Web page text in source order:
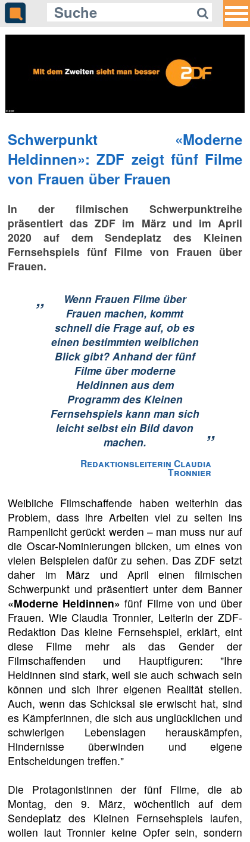
Schwerpunkt «Moderne
Heldinnen»: ZDF zeigt fünf Filme
von Frauen über Frauen
In der filmischen Schwerpunktreihe
präsentiert das ZDF im März und im April
2020 auf dem Sendeplatz des Kleinen
Fernsehspiels fünf Filme von Frauen über
Frauen.
„
Wenn Frauen Filme über
Frauen machen, kommt
schnell die Frage auf, ob es
einen bestimmten weiblichen
Blick gibt? Anhand der fünf
Filme über moderne
Heldinnen aus dem
Programm des Kleinen
Fernsehspiels kann man sich
leicht selbst ein Bild davon
machen.
”
Redaktionsleiterin Claudia
Tronnier
Weibliche Filmschaffende haben weiterhin das
Problem, dass ihre Arbeiten viel zu selten ins
Rampenlicht gerückt werden – man muss nur auf
die Oscar-Nominierungen blicken, um eines von
vielen Beispielen dafür zu sehen. Das ZDF setzt
daher im März und April einen filmischen
Schwerpunkt und präsentiert unter dem Banner
«Moderne Heldinnen» fünf Filme von und über
Frauen. Wie Claudia Tronnier, Leiterin der ZDF-
Redaktion Das kleine Fernsehspiel, erklärt, eint
diese Filme mehr als das Gender der
Filmschaffenden und Hauptfiguren: "Ihre
Heldinnen sind stark, weil sie auch schwach sein
können und sich ihrer eigenen Realität stellen.
Auch, wenn das Schicksal sie erwischt hat, sind
es Kämpferinnen, die sich aus unglücklichen und
schwierigen Lebenslagen herauskämpfen,
Hindernisse überwinden und eigene
Entscheidungen treffen."
Die Protagonistinnen der fünf Filme, die ab
Montag, den 9. März, wöchentlich auf dem
Sendeplatz des Kleinen Fernsehspiels laufen,
wollen laut Tronnier keine Opfer sein, sondern